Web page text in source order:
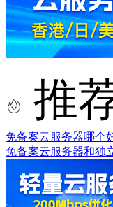
推
免备案云服务器哪个
免备案云服务器和独